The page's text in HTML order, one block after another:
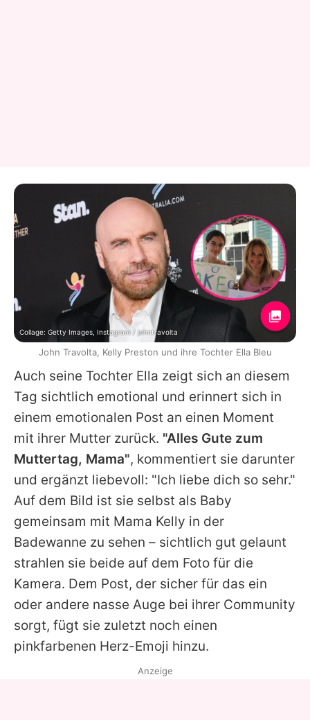
Auch seine Tochter Ella zeigt sich an diesem
Tag sichtlich emotional und erinnert sich in
einem emotionalen Post an einen Moment
mit ihrer Mutter zurück. "Alles Gute zum
Muttertag, Mama", kommentiert sie darunter
und ergänzt liebevoll: "Ich liebe dich so sehr."
Auf dem Bild ist sie selbst als Baby
gemeinsam mit Mama Kelly in der
Badewanne zu sehen – sichtlich gut gelaunt
strahlen sie beide auf dem Foto für die
Kamera. Dem Post, der sicher für das ein
oder andere nasse Auge bei ihrer Community
sorgt, fügt sie zuletzt noch einen
pinkfarbenen Herz-Emoji hinzu.
Collage: Getty Images, Instagram / johntravolta
John Travolta, Kelly Preston und ihre Tochter Ella Bleu
Anzeige